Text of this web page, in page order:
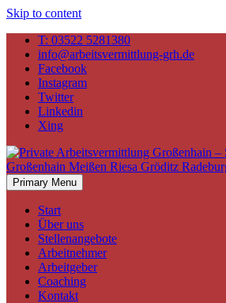
Skip to content
T: 03522 5281380
info@arbeitsvermittlung-grh.de
Facebook
Instagram
Twitter
Linkedin
Xing
Primary Menu
Start
Über uns
Stellenangebote
Arbeitnehmer
Arbeitgeber
Coaching
Kontakt